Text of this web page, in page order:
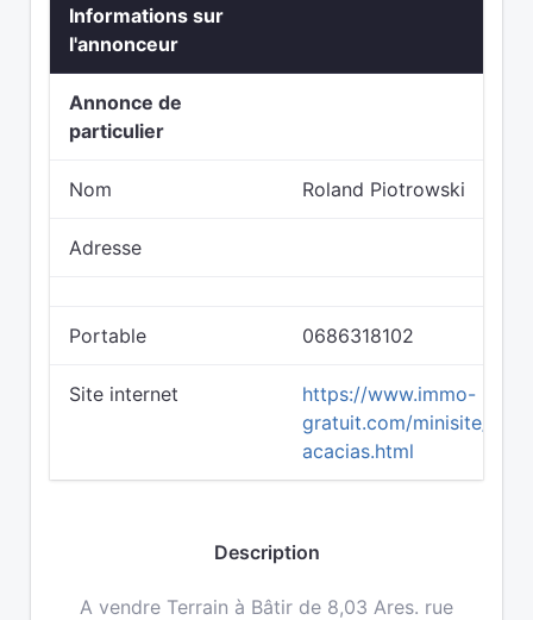
Informations sur
l'annonceur
Annonce de
particulier
Nom Roland Piotrowski
Adresse
Portable 0686318102
Site internet
https://www.immo-
gratuit.com/minisite/smc-
acacias.html
Description
A vendre Terrain à Bâtir de 8,03 Ares. rue